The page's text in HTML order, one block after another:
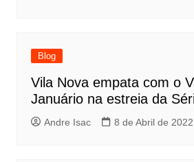
Blog
Vila Nova empata com o
Januário na estreia da
Andre Isac 8 de Abril de 2022